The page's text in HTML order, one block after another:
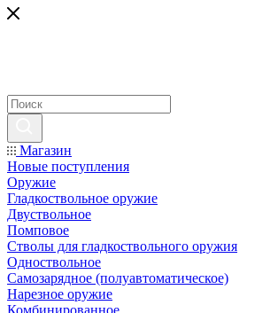
Магазин
Новые поступления
Оружие
Гладкоствольное оружие
Двуствольное
Помповое
Стволы для гладкоствольного оружия
Одноствольное
Самозарядное (полуавтоматическое)
Нарезное оружие
Комбинированное